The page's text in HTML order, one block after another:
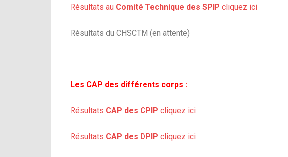
Résultats au Comité Technique des SPIP cliquez ici
Résultats du CHSCTM (en attente)
Les CAP des différents corps :
Résultats CAP des CPIP cliquez ici
Résultats CAP des DPIP cliquez ici